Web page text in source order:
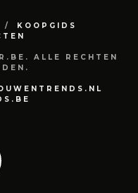
KOOPGIDS
ALLE RECHTEN